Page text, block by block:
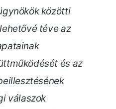
közötti
téve az
és az
válaszok